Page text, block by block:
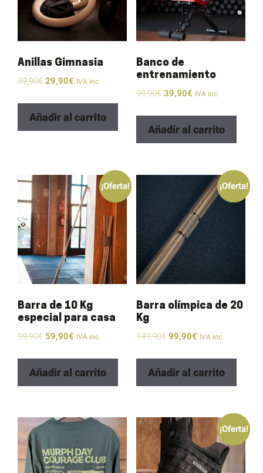
Anillas Gimnasia
39,90€ 29,90€ IVA inc.
Añadir al carrito
Banco de
entrenamiento
99,90€ 39,90€ IVA inc.
Añadir al carrito
¡Oferta!
Barra de 10 Kg
especial para casa
99,90€ 59,90€ IVA inc.
Añadir al carrito
¡Oferta!
Barra olímpica de 20
Kg
149,90€ 99,90€ IVA inc.
Añadir al carrito
¡Oferta!